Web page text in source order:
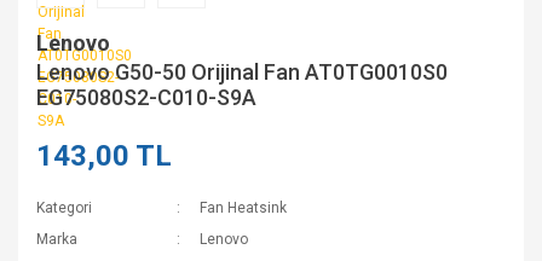
Lenovo
Lenovo G50-50 Orijinal Fan AT0TG0010S0
EG75080S2-C010-S9A
143,00 TL
Kategori
Fan Heatsink
Marka
Lenovo